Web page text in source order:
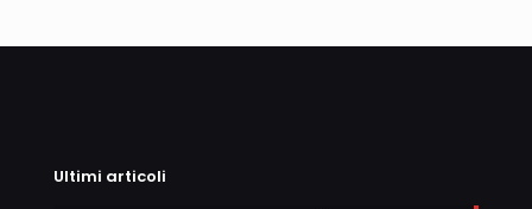
Ultimi articoli